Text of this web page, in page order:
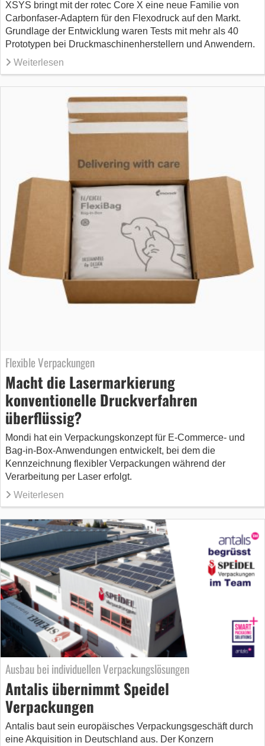
XSYS bringt mit der rotec Core X eine neue Familie von
Carbonfaser-Adaptern für den Flexodruck auf den Markt.
Grundlage der Entwicklung waren Tests mit mehr als 40
Prototypen bei Druckmaschinenherstellern und Anwendern.
Weiterlesen
Flexible Verpackungen
Macht die Lasermarkierung
konventionelle Druckverfahren
überflüssig?
Mondi hat ein Verpackungskonzept für E-Commerce- und
Bag-in-Box-Anwendungen entwickelt, bei dem die
Kennzeichnung flexibler Verpackungen während der
Verarbeitung per Laser erfolgt.
Weiterlesen
Ausbau bei individuellen Verpackungslösungen
Antalis übernimmt Speidel
Verpackungen
Antalis baut sein europäisches Verpackungsgeschäft durch
eine Akquisition in Deutschland aus. Der Konzern